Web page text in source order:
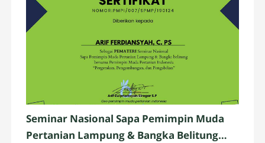
Seminar Nasional Sapa Pemimpin Muda
Pertanian Lampung & Bangka Belitung